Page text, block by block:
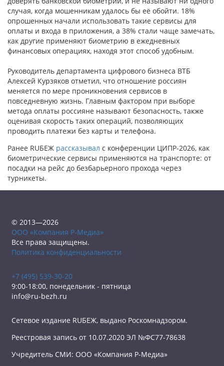
случая, когда мошенникам удалось бы её обойти. 18%
опрошенных начали использовать такие сервисы для
оплаты и входа в приложения, а 38% стали чаще замечать,
как другие применяют биометрию в ежедневных
финансовых операциях, находя этот способ удобным.
Руководитель департамента цифрового бизнеса ВТБ
Алексей Курзяков отметил, что отношение россиян
меняется по мере проникновения сервисов в
повседневную жизнь. Главным фактором при выборе
метода оплаты россияне называют безопасность, также
оценивая скорость таких операций, позволяющих
проводить платежи без карты и телефона.
Ранее RUБЕЖ рассказывал с конференции ЦИПР-2026, как
биометрические сервисы применяются на транспорте: от
посадки на рейс до безбарьерного прохода через
турникеты.
© 2013—2026
ООО «Компания Р-Медиа»
Все права защищены.
Политика конфиденциальности
+7 (495) 539-30-20
9:00-18:00, понедельник - пятница
info@ru-bezh.ru
Сетевое издание RUБЕЖ, выдано Роскомнадзором.
Реестровая запись от 10.07.2020 ЭЛ №ФС77-78638
Учредитель СМИ: ООО «Компания Р-Медиа»